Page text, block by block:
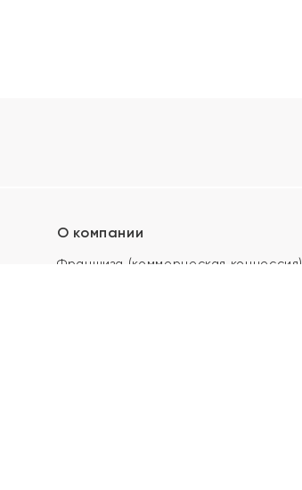
О компании
Франшиза (коммерческая концессия)